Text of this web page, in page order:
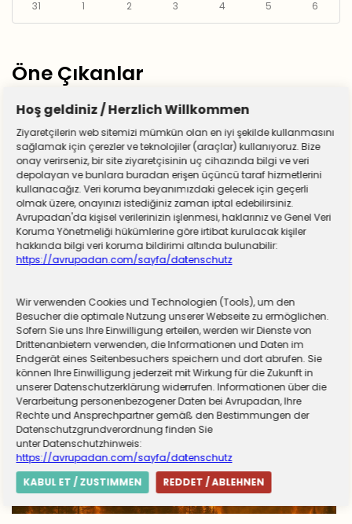
31 1 2 3 4 5 6
Öne Çıkanlar
Almanya zorunlu askerliğe hazırlanıyor! Sivil
hizmet için düğmeye basıldı
Hoş geldiniz / Herzlich Willkommen
Ziyaretçilerin web sitemizi mümkün olan en iyi şekilde kullanmasını
sağlamak için çerezler ve teknolojiler (araçlar) kullanıyoruz. Bize
onay verirseniz, bir site ziyaretçisinin uç cihazında bilgi ve veri
depolayan ve bunlara buradan erişen üçüncü taraf hizmetlerini
kullanacağız. Veri koruma beyanımızdaki gelecek için geçerli
olmak üzere, onayınızı istediğiniz zaman iptal edebilirsiniz.
Avrupadan'da kişisel verilerinizin işlenmesi, haklarınız ve Genel Veri
Koruma Yönetmeliği hükümlerine göre irtibat kurulacak kişiler
hakkında bilgi veri koruma bildirimi altında bulunabilir:
https://avrupadan.com/sayfa/datenschutz
Wir verwenden Cookies und Technologien (Tools), um den
Besucher die optimale Nutzung unserer Webseite zu ermöglichen.
Sofern Sie uns Ihre Einwilligung erteilen, werden wir Dienste von
Drittenanbietern verwenden, die Informationen und Daten im
Endgerät eines Seitenbesuchers speichern und dort abrufen. Sie
können Ihre Einwilligung jederzeit mit Wirkung für die Zukunft in
unserer Datenschutzerklärung widerrufen. Informationen über die
Verarbeitung personenbezogener Daten bei Avrupadan, Ihre
Rechte und Ansprechpartner gemäß den Bestimmungen der
Datenschutzgrundverordnung finden Sie
unter Datenschutzhinweis:
https://avrupadan.com/sayfa/datenschutz
KABUL ET / ZUSTIMMEN
REDDET / ABLEHNEN